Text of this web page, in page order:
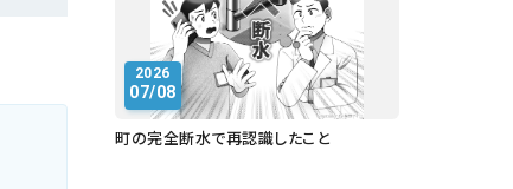
2026
07/08
町の完全断水で再認識したこと